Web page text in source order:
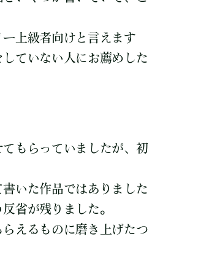
上級者向けと言えます
ていない人にお薦めした
もらっていましたが、初
いた作品ではありました
省が残りました。
えるものに磨き上げたつ